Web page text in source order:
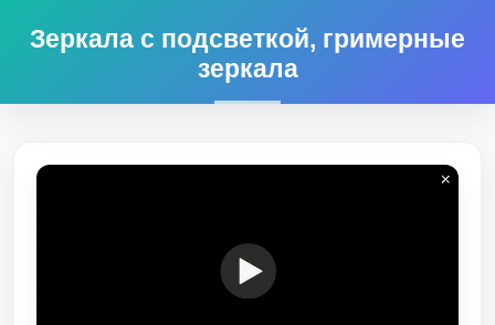
Зеркала с подсветкой, гримерные
зеркала